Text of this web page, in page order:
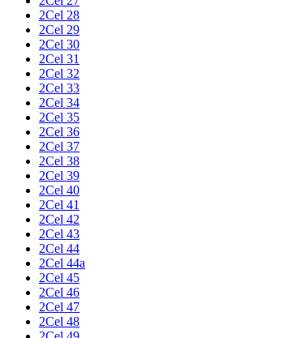
2Cel 28
2Cel 29
2Cel 30
2Cel 31
2Cel 32
2Cel 33
2Cel 34
2Cel 35
2Cel 36
2Cel 37
2Cel 38
2Cel 39
2Cel 40
2Cel 41
2Cel 42
2Cel 43
2Cel 44
2Cel 44a
2Cel 45
2Cel 46
2Cel 47
2Cel 48